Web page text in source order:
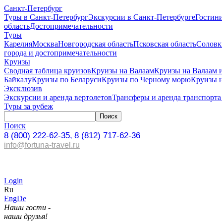
Санкт-Петербург
Туры в Санкт-ПетербургЭкскурсии в Санкт-Петербурге
областьДостопримечательности
Туры
КарелияМоскваНовгородская областьПсковская область
города и достопримечательности
Круизы
Сводная таблица круизовКруизы на ВалаамКруизы на Валаам
БайкалуКруизы по БеларусиКруизы по Черному морюКруизы
Эксклюзив
Экскурсии и аренда вертолетовТрансферы и аренда транспорта
Туры за рубеж
Поиск
8 (800) 222-62-35, 8 (812) 717-62-36
info@fortuna-travel.ru
Login
Ru
EngDe
Наши гости -
наши друзья!